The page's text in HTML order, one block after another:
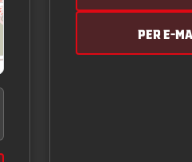
PER E-